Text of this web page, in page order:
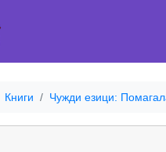
Книги Чужди езици: